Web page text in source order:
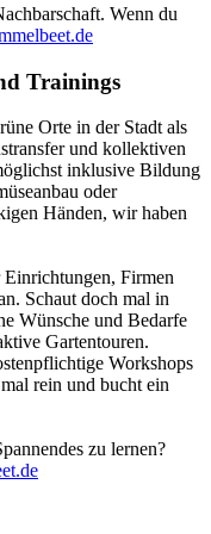
Wenn du
Trainings
Orte in der Stadt als
und kollektiven
inklusive Bildung
oder
Händen, wir haben
Firmen
Schaut doch mal in
Wünsche und Bedarfe
Gartentouren.
Workshops
rein und bucht ein
zu lernen?